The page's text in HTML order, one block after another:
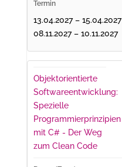
13.04.2027 – 15.04.2027
08.11.2027 – 10.11.2027
Objektorientierte
Softwareentwicklung:
Spezielle
Programmierprinzipien
mit C# - Der Weg
zum Clean Code